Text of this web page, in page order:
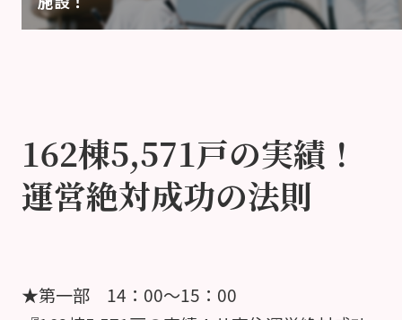
162棟5,571戸の実績！
運営絶対成功の法則
★第一部 14：00～15：00